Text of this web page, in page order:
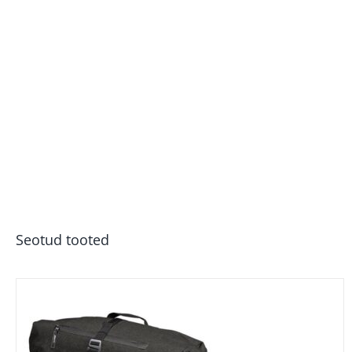
Seotud tooted